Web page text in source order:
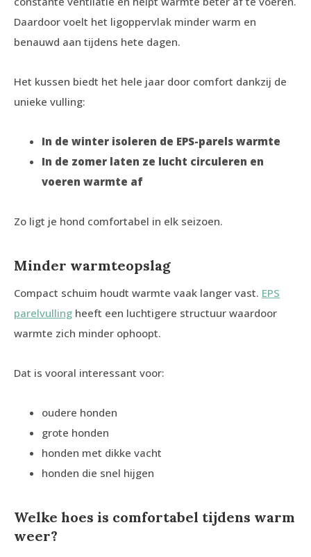
Daardoor voelt het ligoppervlak minder warm en
benauwd aan tijdens hete dagen.
Het kussen biedt het hele jaar door comfort dankzij de
unieke vulling:
In de winter isoleren de EPS-parels warmte
In de zomer laten ze lucht circuleren en
voeren warmte af
Zo ligt je hond comfortabel in elk seizoen.
Minder warmteopslag
Compact schuim houdt warmte vaak langer vast. EPS
parelvulling heeft een luchtigere structuur waardoor
warmte zich minder ophoopt.
Dat is vooral interessant voor:
oudere honden
grote honden
honden met dikke vacht
honden die snel hijgen
Welke hoes is comfortabel tijdens warm
weer?